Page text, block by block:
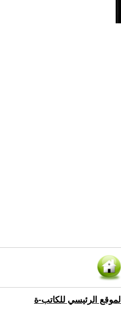
الموقع الرئيسي للكاتب-ة